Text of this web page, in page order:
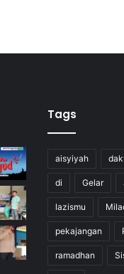
Tags
aisyiyah
di Gelar
lazismu
pekajangan
ramadhan